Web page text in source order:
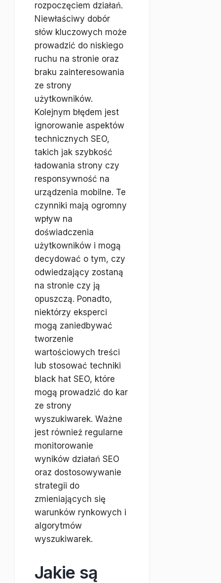
rozpoczęciem działań.
Niewłaściwy dobór
słów kluczowych może
prowadzić do niskiego
ruchu na stronie oraz
braku zainteresowania
ze strony
użytkowników.
Kolejnym błędem jest
ignorowanie aspektów
technicznych SEO,
takich jak szybkość
ładowania strony czy
responsywność na
urządzenia mobilne. Te
czynniki mają ogromny
wpływ na
doświadczenia
użytkowników i mogą
decydować o tym, czy
odwiedzający zostaną
na stronie czy ją
opuszczą. Ponadto,
niektórzy eksperci
mogą zaniedbywać
tworzenie
wartościowych treści
lub stosować techniki
black hat SEO, które
mogą prowadzić do kar
ze strony
wyszukiwarek. Ważne
jest również regularne
monitorowanie
wyników działań SEO
oraz dostosowywanie
strategii do
zmieniających się
warunków rynkowych i
algorytmów
wyszukiwarek.
Jakie są